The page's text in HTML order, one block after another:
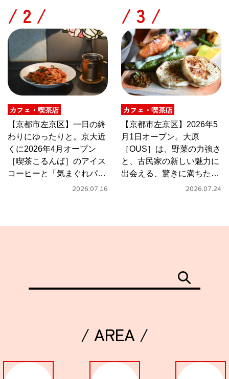
/
カフェ・喫茶店
【京都市左京区】一日の終
わりにゆったりと。京大近
くに2026年4月オープン
［喫茶こるんば］のアイス
コーヒーと「気まぐれパス
2026.07.16
/
カフェ・喫茶店
【京都市左京区】2026年5
月1日オープン。大原
［OUS］は、野菜の力強さ
と、古民家の新しい魅力に
出会える、驚きに満ちたカ
2026.07.24
/ AREA /